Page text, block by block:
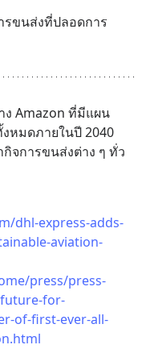
รขนส่งที่ปลอดการ
ง Amazon ที่มีแผน
หมดภายในปี 2040
จการขนส่งต่าง ๆ ทั่ว
dhl-express-adds-
aviation-
press/press-
for-
of-first-ever-all-